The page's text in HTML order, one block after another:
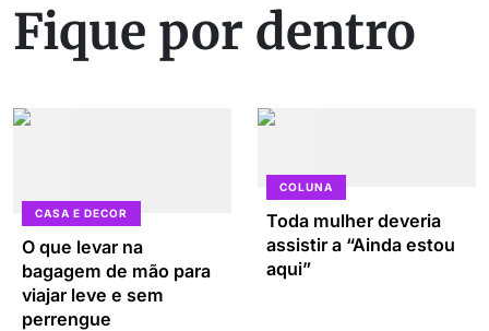
Fique por dentro
CASA E DECOR
O que levar na
bagagem de mão para
viajar leve e sem
perrengue
COLUNA
Toda mulher deveria
assistir a “Ainda estou
aqui”